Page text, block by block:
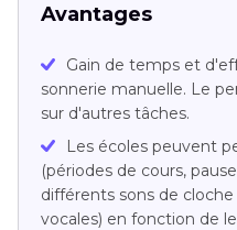
Avantages
Gain de temps et
sonnerie manuelle. Le
sur d'autres tâches.
Les écoles peuvent
(périodes de cours,
différents sons de
vocales) en fonction de